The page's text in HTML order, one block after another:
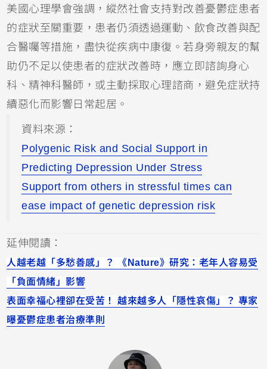
美國心理學會強調，縱然社會支持對改善憂鬱症患者
的症狀至關重要，患者仍須透過運動、飲食改善與配
合醫囑等措施，盡快從疾病中康復。若身旁親友的幫
助仍不足以使患者的症狀改善時，應立即諮詢身心
科、精神科醫師，或主動採取心理諮商，避免症狀持
續惡化而影響日常起居。
資料來源：
Polygenic Risk and Social Support in
Predicting Depression Under Stress
Support from others in stressful times can
ease impact of genetic depression risk
延伸閱讀：
人越老越「多愁善感」？ 《Nature》研究：老年人容易受
「負面情緒」影響
表面幸福心裡卻在受苦！ 越來越多人「隱性哀傷」？ 專家
曝憂鬱症患者治療準則